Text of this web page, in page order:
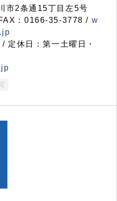
2条通15丁目左5号
：0166-35-3778 / w
定休日：第一土曜日・